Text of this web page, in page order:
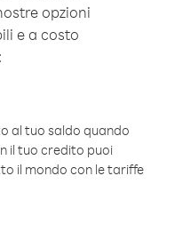
opzioni
e a costo
al tuo saldo quando
il tuo credito puoi
il mondo con le tariffe